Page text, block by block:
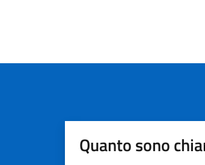
Quanto sono